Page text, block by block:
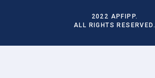
2022 APFIPP.
ALL RIGHTS RESERVED.